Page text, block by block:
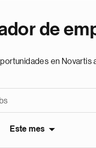
de
en Novartis
Este mes